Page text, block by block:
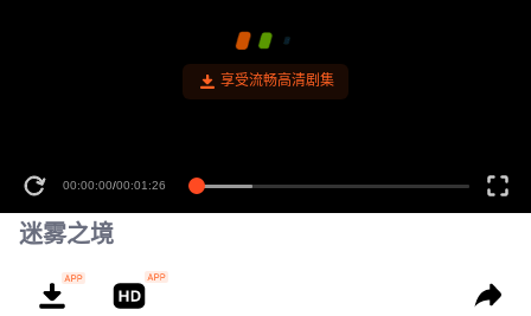
享受流畅高清剧集
00:00:00/00:01:26
迷雾之境